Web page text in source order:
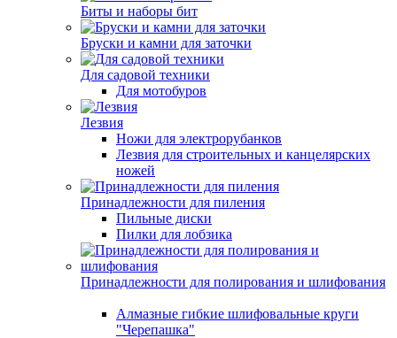
Биты и наборы бит
Бруски и камни для заточки
Для садовой техники
Для мотобуров
Лезвия
Ножи для электрорубанков
Лезвия для строительных и канцелярских
ножей
Принадлежности для пиления
Пильные диски
Пилки для лобзика
Принадлежности для полирования и шлифования
Алмазные гибкие шлифовальные круги
"Черепашка"